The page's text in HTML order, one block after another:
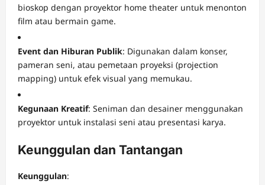
bioskop dengan proyektor home theater untuk menonton
film atau bermain game.
Event dan Hiburan Publik: Digunakan dalam konser,
pameran seni, atau pemetaan proyeksi (projection
mapping) untuk efek visual yang memukau.
Kegunaan Kreatif: Seniman dan desainer menggunakan
proyektor untuk instalasi seni atau presentasi karya.
Keunggulan dan Tantangan
Keunggulan: